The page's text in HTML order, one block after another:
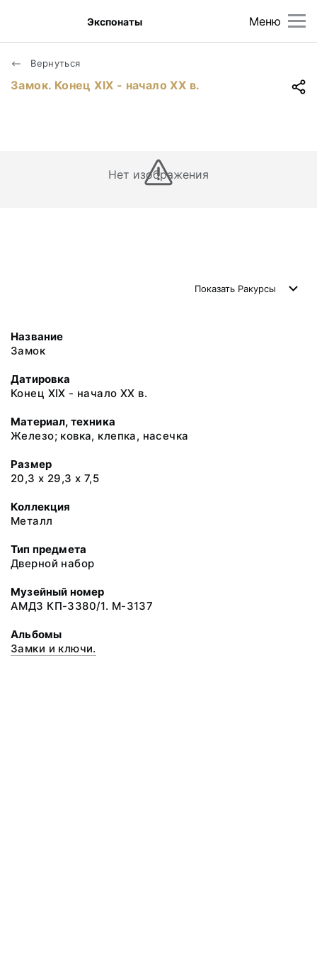
Меню
Экспонаты
Вернуться
Замок. Конец ХIХ - начало ХХ в.
Нет изображения
Показать Ракурсы
Название
Замок
Датировка
Конец ХIХ - начало ХХ в.
Материал, техника
Железо; ковка, клепка, насечка
Размер
20,3 х 29,3 х 7,5
Коллекция
Металл
Тип предмета
Дверной набор
Музейный номер
АМДЗ КП-3380/1. М-3137
Альбомы
Замки и ключи.